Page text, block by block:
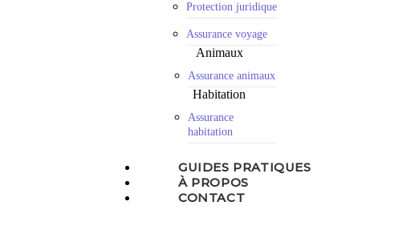
Protection juridique
Assurance voyage
Animaux
Assurance animaux
Habitation
Assurance
habitation
GUIDES PRATIQUES
À PROPOS
CONTACT